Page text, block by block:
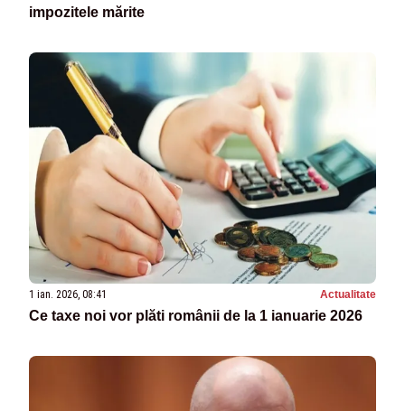
impozitele mărite
1 ian. 2026, 08:41 Actualitate
Ce taxe noi vor plăti românii de la 1 ianuarie 2026